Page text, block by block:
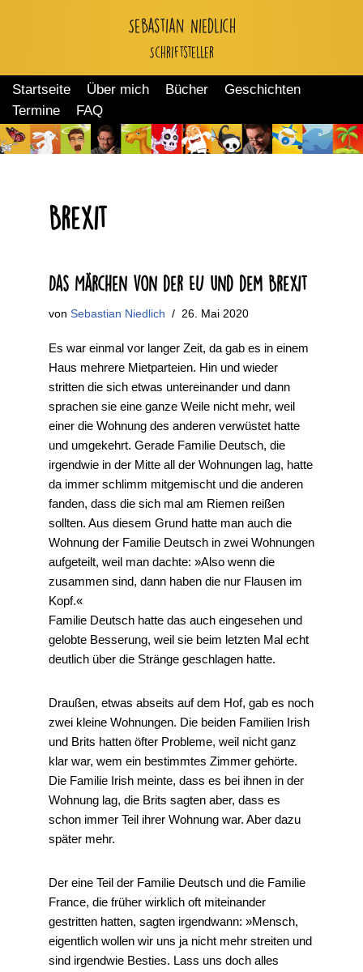
springen
Sebastian Niedlich
Schriftsteller
Startseite Über mich Bücher
Geschichten
Termine
FAQ
Brexit
Das Märchen von der EU und dem Brexit
von Sebastian Niedlich 26. Mai 2020
Es war einmal vor langer Zeit, da gab es in einem
Haus mehrere Mietparteien. Hin und wieder
stritten die sich etwas untereinander und dann
sprachen sie eine ganze Weile nicht mehr, weil
einer die Wohnung des anderen verwüstet hatte
und umgekehrt. Gerade Familie Deutsch, die
irgendwie in der Mitte all der Wohnungen lag, hatte
da immer schlimm mitgemischt und die anderen
fanden, dass die sich mal am Riemen reißen
sollten. Aus diesem Grund hatte man auch die
Wohnung der Familie Deutsch in zwei Wohnungen
aufgeteilt, weil man dachte: »Also wenn die
zusammen sind, dann haben die nur Flausen im
Kopf.«
Familie Deutsch hatte das auch eingesehen und
gelobte Besserung, weil sie beim letzten Mal echt
deutlich über die Stränge geschlagen hatte.
Draußen, etwas abseits auf dem Hof, gab es noch
zwei kleine Wohnungen. Die beiden Familien Irish
und Brits hatten öfter Probleme, weil nicht ganz
klar war, wem ein bestimmtes Zimmer gehörte.
Die Familie Irish meinte, dass es bei ihnen in der
Wohnung lag, die Brits sagten aber, dass es
schon immer Teil ihrer Wohnung war. Aber dazu
später mehr.
Der eine Teil der Familie Deutsch und die Familie
France, die früher wirklich oft miteinander
gestritten hatten, sagten irgendwann: »Mensch,
eigentlich wollen wir uns ja nicht mehr streiten und
sind irgendwie Besties. Lass uns doch alles